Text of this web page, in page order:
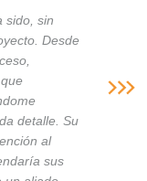
sido, sin
Desde
detalle. Su
al
sus